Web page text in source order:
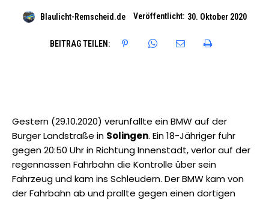
Blaulicht-Remscheid.de Veröffentlicht: 30. Oktober 2020
BEITRAG TEILEN:
Gestern (29.10.2020) verunfallte ein BMW auf der
Burger Landstraße in Solingen. Ein 18-Jähriger fuhr
gegen 20:50 Uhr in Richtung Innenstadt, verlor auf der
regennassen Fahrbahn die Kontrolle über sein
Fahrzeug und kam ins Schleudern. Der BMW kam von
der Fahrbahn ab und prallte gegen einen dortigen